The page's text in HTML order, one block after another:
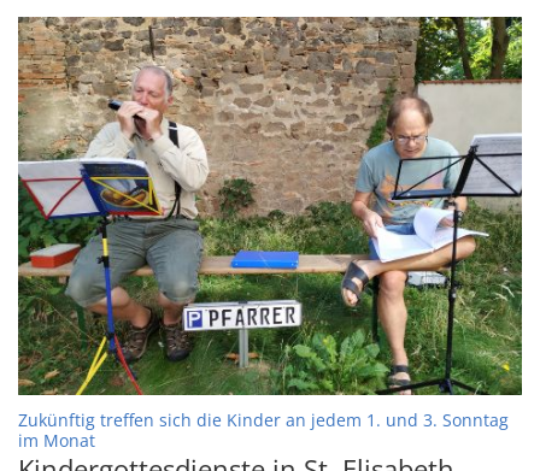
Zukünftig treffen sich die Kinder an jedem 1. und 3. Sonntag
im Monat: